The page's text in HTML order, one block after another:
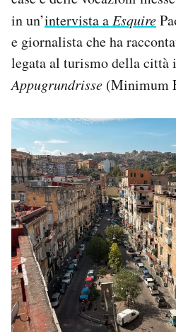
in un’intervista aEsquire
e giornalista che ha
legata al turismo della
Appugrundrisse (Minimum